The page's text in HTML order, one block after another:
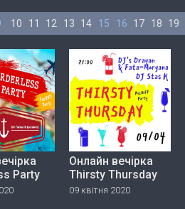
10 11 12 13 14 15 16 17 18 19
Party
Онлайн вечірка
Thirsty Thursday
09 квітня 2020